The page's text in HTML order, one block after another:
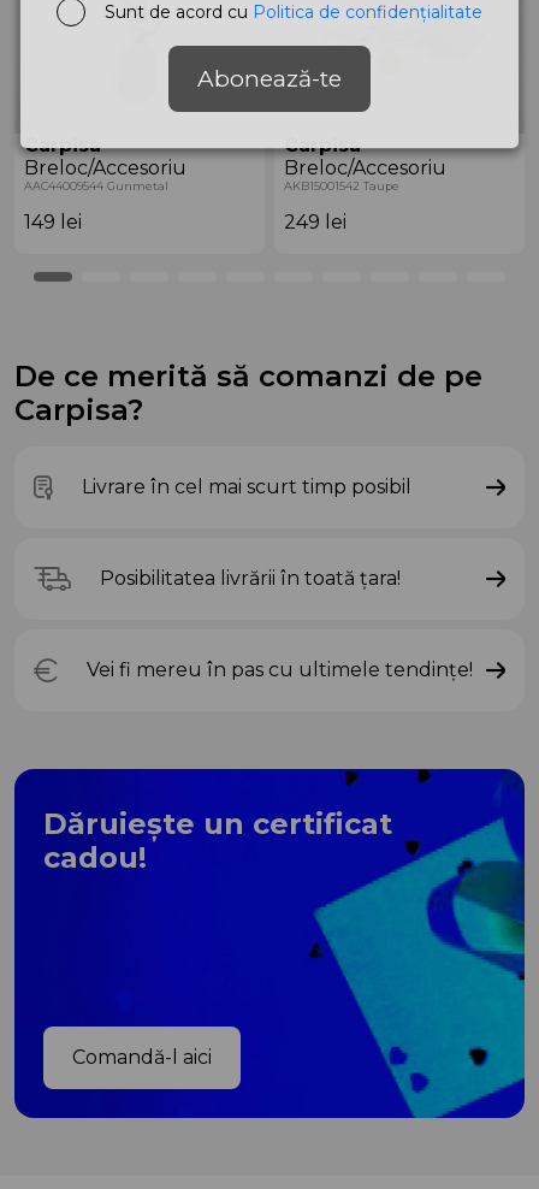
Carpisa
Breloc/Accesoriu
AAC44009544 Gunmetal
149 lei
Carpisa
Breloc/Accesoriu
AKB15001542 Taupe
249 lei
De ce merită să comanzi de pe
Carpisa?
Livrare în cel mai scurt timp posibil
Posibilitatea livrării în toată țara!
Vei fi mereu în pas cu ultimele tendințe!
Dăruiește un certificat
cadou!
Comandă-l aici
Sunt de acord cu Politica de confidențialitate
Abonează-te